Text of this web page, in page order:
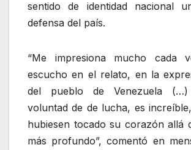
sentido de identidad nacional
defensa del país.
“Me impresiona mucho cada
escucho en el relato, en la
del pueblo de Venezuela
voluntad de de lucha, es
hubiesen tocado su corazón allá
más profundo”, comentó en